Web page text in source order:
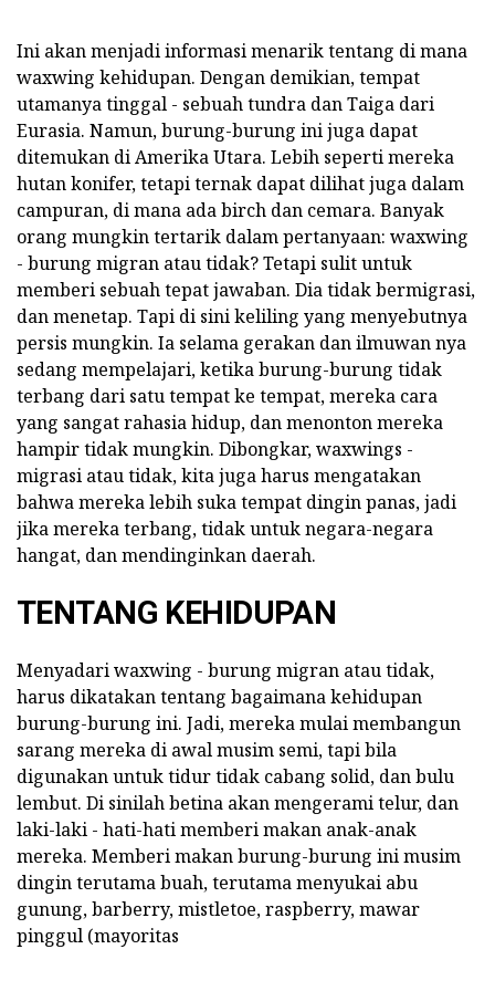
Ini akan menjadi informasi menarik tentang di mana
waxwing kehidupan. Dengan demikian, tempat
utamanya tinggal - sebuah tundra dan Taiga dari
Eurasia. Namun, burung-burung ini juga dapat
ditemukan di Amerika Utara. Lebih seperti mereka
hutan konifer, tetapi ternak dapat dilihat juga dalam
campuran, di mana ada birch dan cemara. Banyak
orang mungkin tertarik dalam pertanyaan: waxwing
- burung migran atau tidak? Tetapi sulit untuk
memberi sebuah tepat jawaban. Dia tidak bermigrasi,
dan menetap. Tapi di sini keliling yang menyebutnya
persis mungkin. Ia selama gerakan dan ilmuwan nya
sedang mempelajari, ketika burung-burung tidak
terbang dari satu tempat ke tempat, mereka cara
yang sangat rahasia hidup, dan menonton mereka
hampir tidak mungkin. Dibongkar, waxwings -
migrasi atau tidak, kita juga harus mengatakan
bahwa mereka lebih suka tempat dingin panas, jadi
jika mereka terbang, tidak untuk negara-negara
hangat, dan mendinginkan daerah.
TENTANG KEHIDUPAN
Menyadari waxwing - burung migran atau tidak,
harus dikatakan tentang bagaimana kehidupan
burung-burung ini. Jadi, mereka mulai membangun
sarang mereka di awal musim semi, tapi bila
digunakan untuk tidur tidak cabang solid, dan bulu
lembut. Di sinilah betina akan mengerami telur, dan
laki-laki - hati-hati memberi makan anak-anak
mereka. Memberi makan burung-burung ini musim
dingin terutama buah, terutama menyukai abu
gunung, barberry, mistletoe, raspberry, mawar
pinggul (mayoritas